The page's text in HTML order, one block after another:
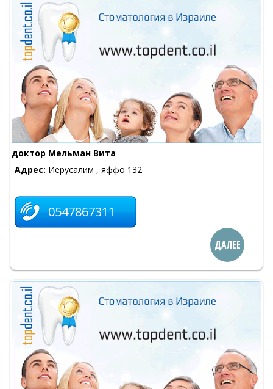
доктор Мельман Вита
Адрес: Иерусалим , яффо 132
0547867311
ДАЛЕЕ